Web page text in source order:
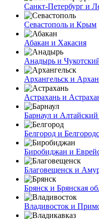
Санкт-Петербург и
Севастополь и Крым
Абакан и Хакасия
Анадырь и
Архангельск и
Астрахань и
Барнаул и Алтайский
Белгород и
Биробиджан и
Благовещенск и
Брянск и Брянская
Владивосток и